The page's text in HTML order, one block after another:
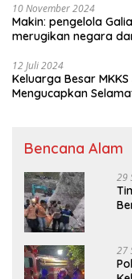
10 November 2024
Makin: pengelola
merugikan negara
12 Juli 2024
Keluarga Besar
Mengucapkan Selamat Hari Koperasi Nasional Ke 77 Tahun
Bencana Alam
29
27